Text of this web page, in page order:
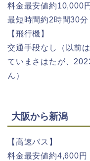
料金最安値約10,000円
最短時間約2時間30分
【飛行機】
交通手段なし（以前
ていまさはたが、
ん）
大阪から新潟
【高速バス】
料金最安値約4,600円